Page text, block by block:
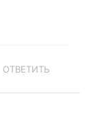
ОТВЕТИТЬ